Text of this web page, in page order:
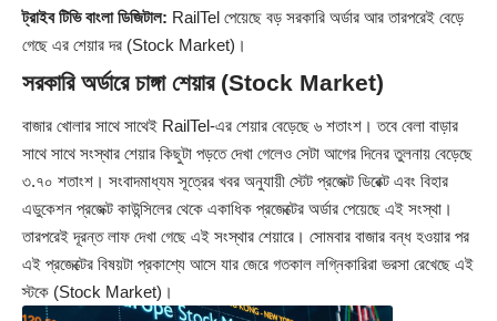
ট্রাইব টিভি বাংলা ডিজিটাল: RailTel পেয়েছে বড় সরকারি অর্ডার আর তারপরেই বেড়ে
গেছে এর শেয়ার দর (Stock Market)।
সরকারি অর্ডারে চাঙ্গা শেয়ার (Stock Market)
বাজার খোলার সাথে সাথেই RailTel-এর শেয়ার বেড়েছে ৬ শতাংশ। তবে বেলা বাড়ার
সাথে সাথে সংস্থার শেয়ার কিছুটা পড়তে দেখা গেলেও সেটা আগের দিনের তুলনায় বেড়েছে
৩.৭০ শতাংশ। সংবাদমাধ্যম সূত্রের খবর অনুযায়ী স্টেট প্রজেক্ট ডিরেক্ট এবং বিহার
এডুকেশন প্রজেক্ট কাউন্সিলের থেকে একাধিক প্রজেক্টের অর্ডার পেয়েছে এই সংস্থা।
তারপরেই দূরন্ত লাফ দেখা গেছে এই সংস্থার শেয়ারে। সোমবার বাজার বন্ধ হওয়ার পর
এই প্রজেক্টের বিষয়টা প্রকাশ্যে আসে যার জেরে গতকাল লগ্নিকারিরা ভরসা রেখেছে এই
স্টকে (Stock Market)।